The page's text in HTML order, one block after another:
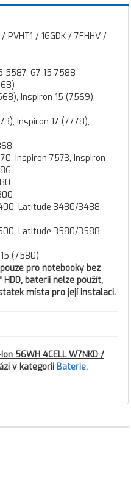
/ 1GGDK / 7FHHV /
5587, G7 15 7588
Inspiron 15 (7569),
Inspiron 17 (7778),
Inspiron 7573, Inspiron
Latitude 3480/3488,
Latitude 3580/3588,
(7580)
pro notebooky bez
HDD, baterii nelze použít,
místa pro její instalaci.
56WH 4CELL W7NKD /
v kategorii Baterie,